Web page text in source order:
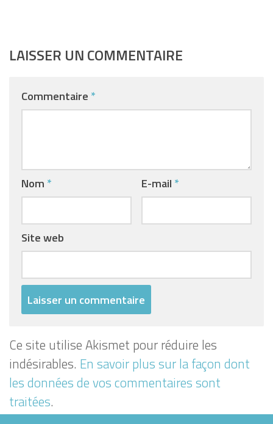
LAISSER UN COMMENTAIRE
Commentaire *
Nom * E-mail *
Site web
Ce site utilise Akismet pour réduire les
indésirables. En savoir plus sur la façon dont
les données de vos commentaires sont
traitées.